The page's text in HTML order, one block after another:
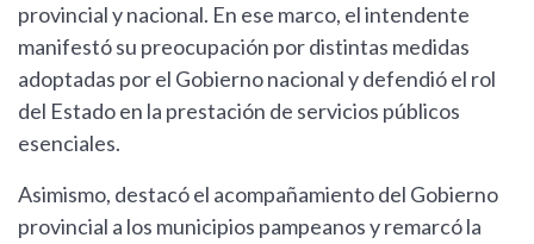
provincial y nacional. En ese marco, el intendente
manifestó su preocupación por distintas medidas
adoptadas por el Gobierno nacional y defendió el rol
del Estado en la prestación de servicios públicos
esenciales.
Asimismo, destacó el acompañamiento del Gobierno
provincial a los municipios pampeanos y remarcó la